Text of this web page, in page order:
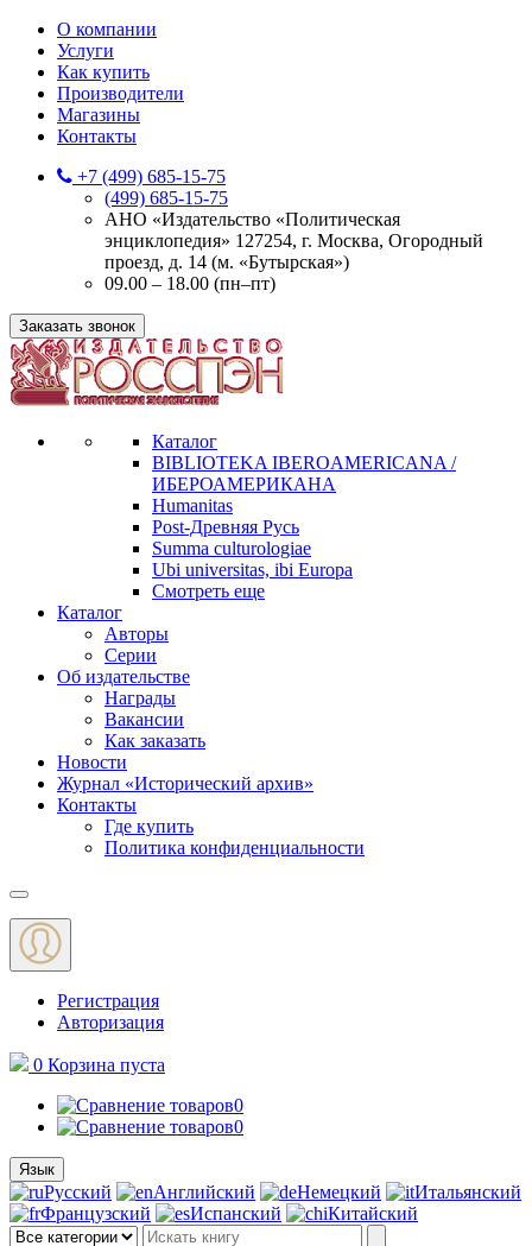
О компании
Услуги
Как купить
Производители
Магазины
Контакты
+7 (499) 685-15-75
(499) 685-15-75
АНО «Издательство «Политическая
энциклопедия» 127254, г. Москва, Огородный
проезд, д. 14 (м. «Бутырская»)
09.00 – 18.00 (пн–пт)
Заказать звонок
Каталог
BIBLIOTEKA IBEROAMERICANA /
ИБЕРОАМЕРИКАНА
Humanitas
Post-Древняя Русь
Summa culturologiae
Ubi universitas, ibi Europa
Смотреть еще
Каталог
Авторы
Серии
Об издательстве
Награды
Вакансии
Как заказать
Новости
Журнал «Исторический архив»‎
Контакты
Где купить
Политика конфиденциальности
Меню
Регистрация
Авторизация
0 Корзина пуста
0
0
Язык
Русский Английский Немецкий
Итальянский
Французский
Испанский Китайский